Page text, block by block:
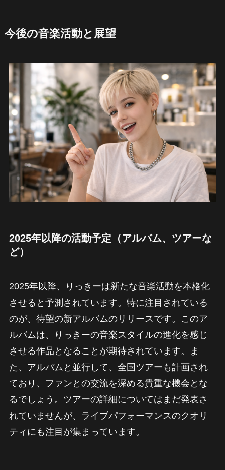
今後の音楽活動と展望
2025年以降の活動予定（アルバム、ツアーな
ど）
2025年以降、りっきーは新たな音楽活動を本格化
させると予測されています。特に注目されている
のが、待望の新アルバムのリリースです。このア
ルバムは、りっきーの音楽スタイルの進化を感じ
させる作品となることが期待されています。ま
た、アルバムと並行して、全国ツアーも計画され
ており、ファンとの交流を深める貴重な機会とな
るでしょう。ツアーの詳細についてはまだ発表さ
れていませんが、ライブパフォーマンスのクオリ
ティにも注目が集まっています。